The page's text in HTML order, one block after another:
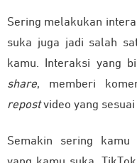
Sering melakukan
suka juga jadi salah
kamu. Interaksi yang
share, memberi
repostvideo yang
Semakin sering kamu